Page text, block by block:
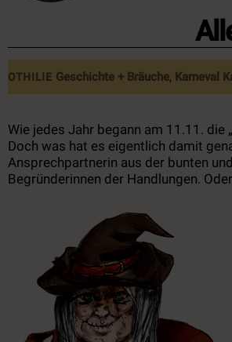
OTHILIE Geschichte + Bräuche, Karneval
Wie jedes Jahr begann am 11.11.
Doch was hat es eigentlich damit
Ansprechpartnerin aus der bunten
Begründerinnen der Handlungen.